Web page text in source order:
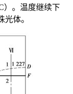
）。温度继续下
体。